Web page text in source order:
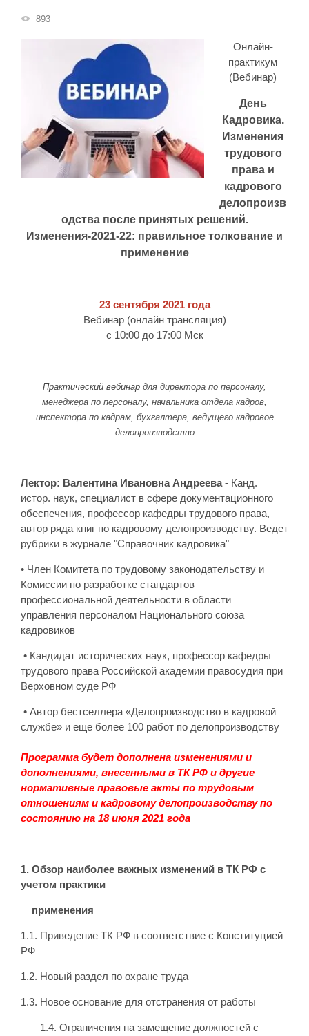
893
Онлайн-
практикум
(Вебинар)
День
Кадровика.
Изменения
трудового
права и
кадрового
делопроизв
одства после принятых решений.
Изменения-2021-22: правильное толкование и
применение
23 сентября 2021 года
Вебинар (онлайн трансляция)
с 10:00 до 17:00 Мск
Практический вебинар для директора по персоналу,
менеджера по персоналу, начальника отдела кадров,
инспектора по кадрам, бухгалтера, ведущего кадровое
делопроизводство
Лектор: Валентина Ивановна Андреева - Канд.
истор. наук, специалист в сфере документационного
обеспечения, профессор кафедры трудового права,
автор ряда книг по кадровому делопроизводству. Ведет
рубрики в журнале "Справочник кадровика"
• Член Комитета по трудовому законодательству и
Комиссии по разработке стандартов
профессиональной деятельности в области
управления персоналом Национального союза
кадровиков
• Кандидат исторических наук, профессор кафедры
трудового права Российской академии правосудия при
Верховном суде РФ
• Автор бестселлера «Делопроизводство в кадровой
службе» и еще более 100 работ по делопроизводству
Программа будет дополнена изменениями и
дополнениями, внесенными в ТК РФ и другие
нормативные правовые акты по трудовым
отношениям и кадровому делопроизводству по
состоянию на 18 июня 2021 года
1. Обзор наиболее важных изменений в ТК РФ с
учетом практики
применения
1.1. Приведение ТК РФ в соответствие с Конституцией
РФ
1.2. Новый раздел по охране труда
1.3. Новое основание для отстранения от работы
1.4. Ограничения на замещение должностей с